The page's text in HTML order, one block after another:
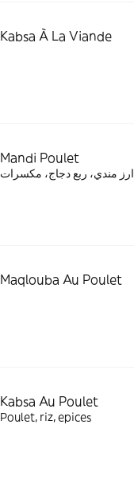
Kabsa À La Viande
Mandi Poulet
ارز مندي، ربع دجاج، مكسرات
Maqlouba Au Poulet
Kabsa Au Poulet
Poulet, riz, epices